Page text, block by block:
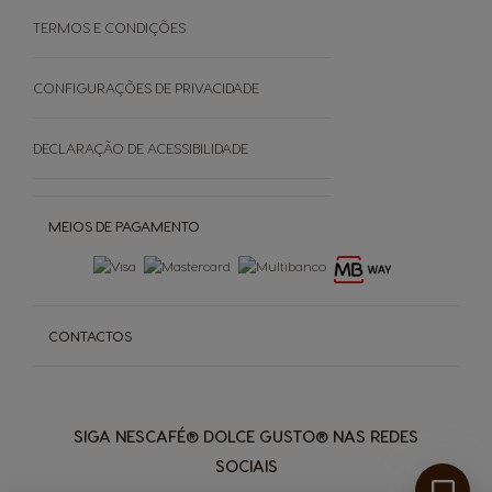
SOBRE
Cápsulas Castanhas
SIGA NESCAFÉ® DOLCE GUSTO® NAS REDES
SOCIAIS
MEIOS DE PAGAMENTO
CONTACTOS
TERMOS E CONDIÇÕES
CONFIGURAÇÕES DE PRIVACIDADE
DECLARAÇÃO DE ACESSIBILIDADE